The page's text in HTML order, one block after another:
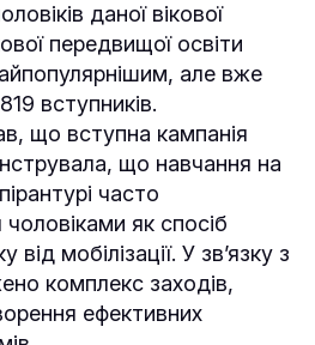
даної вікової
передвищої освіти
але вже
вступників.
що вступна кампанія
що навчання на
часто
як спосіб
мобілізації. У зв’язку з
комплекс заходів,
ефективних